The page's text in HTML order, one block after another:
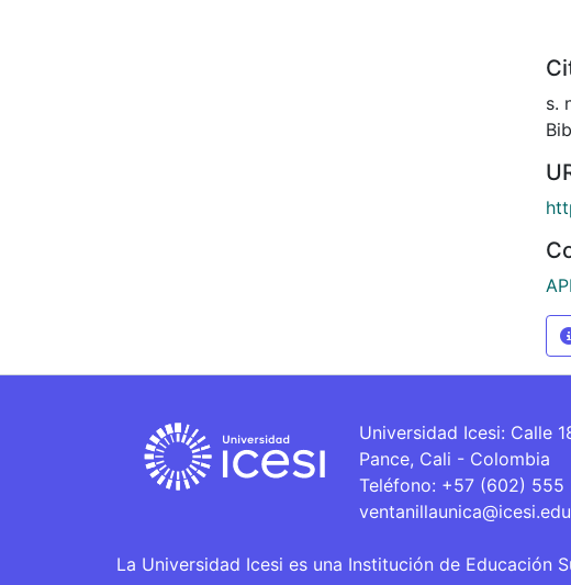
s.
Universidad Icesi: Calle
Pance, Cali - Colombia
Teléfono: +57 (602) 555
La Universidad Icesi es una Institución de Educación